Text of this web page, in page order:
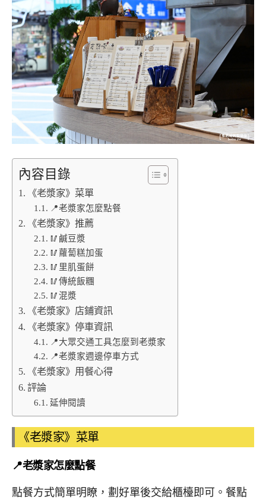
內容目錄
《老漿家》菜單
📍老漿家怎麼點餐
《老漿家》推薦
🥢鹹豆漿
🥢蘿蔔糕加蛋
🥢里肌蛋餅
🥢傳統飯糰
🥢混漿
《老漿家》店鋪資訊
《老漿家》停車資訊
📍大眾交通工具怎麼到老漿家
📍老漿家週邊停車方式
《老漿家》用餐心得
評論
延伸閱讀
《老漿家》菜單
📍老漿家怎麼點餐
點餐方式簡單明瞭，劃好單後交給櫃檯即可。餐點